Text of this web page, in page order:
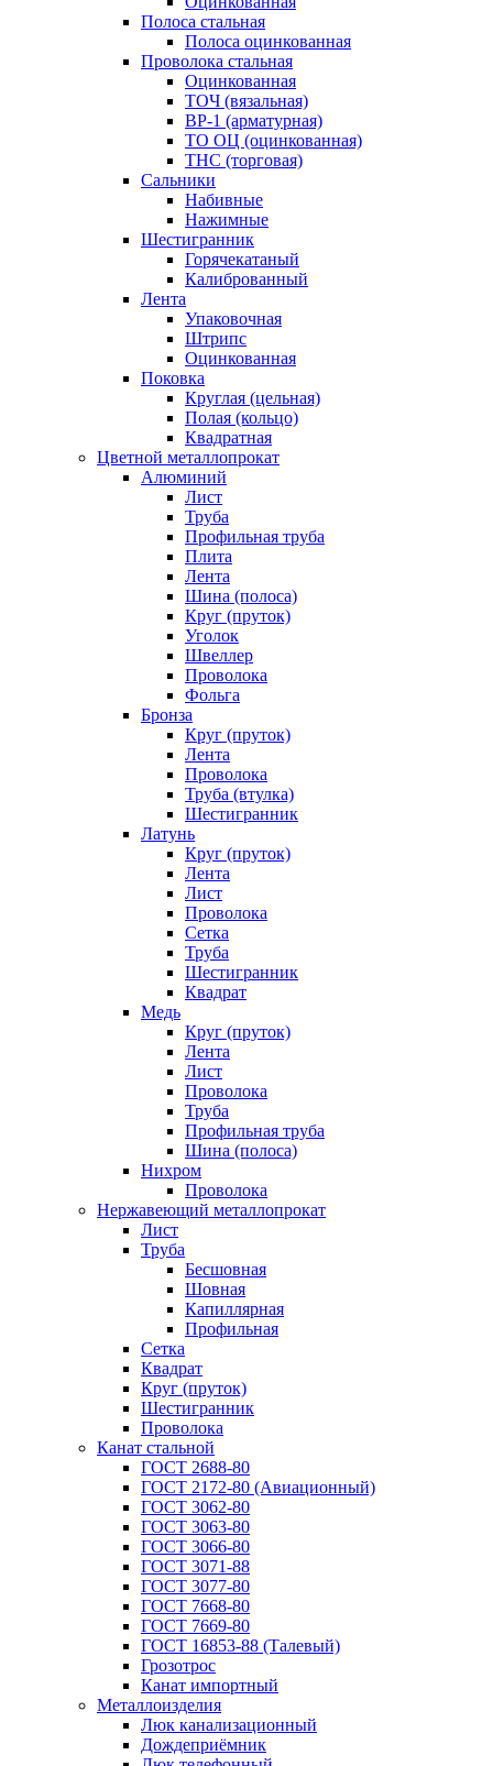
Полоса стальная
Полоса оцинкованная
Проволока стальная
Оцинкованная
ТОЧ (вязальная)
ВР-1 (арматурная)
ТО ОЦ (оцинкованная)
ТНС (торговая)
Сальники
Набивные
Нажимные
Шестигранник
Горячекатаный
Калиброванный
Лента
Упаковочная
Штрипс
Оцинкованная
Поковка
Круглая (цельная)
Полая (кольцо)
Квадратная
Цветной металлопрокат
Алюминий
Лист
Труба
Профильная труба
Плита
Лента
Шина (полоса)
Круг (пруток)
Уголок
Швеллер
Проволока
Фольга
Бронза
Круг (пруток)
Лента
Проволока
Труба (втулка)
Шестигранник
Латунь
Круг (пруток)
Лента
Лист
Проволока
Сетка
Труба
Шестигранник
Квадрат
Медь
Круг (пруток)
Лента
Лист
Проволока
Труба
Профильная труба
Шина (полоса)
Нихром
Проволока
Нержавеющий металлопрокат
Лист
Труба
Бесшовная
Шовная
Капиллярная
Профильная
Сетка
Квадрат
Круг (пруток)
Шестигранник
Проволока
Канат стальной
ГОСТ 2688-80
ГОСТ 2172-80 (Авиационный)
ГОСТ 3062-80
ГОСТ 3063-80
ГОСТ 3066-80
ГОСТ 3071-88
ГОСТ 3077-80
ГОСТ 7668-80
ГОСТ 7669-80
ГОСТ 16853-88 (Талевый)
Грозотрос
Канат импортный
Металлоизделия
Люк канализационный
Дождеприёмник